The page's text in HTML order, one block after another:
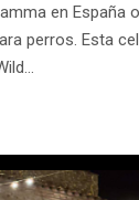
en España
perros. Esta